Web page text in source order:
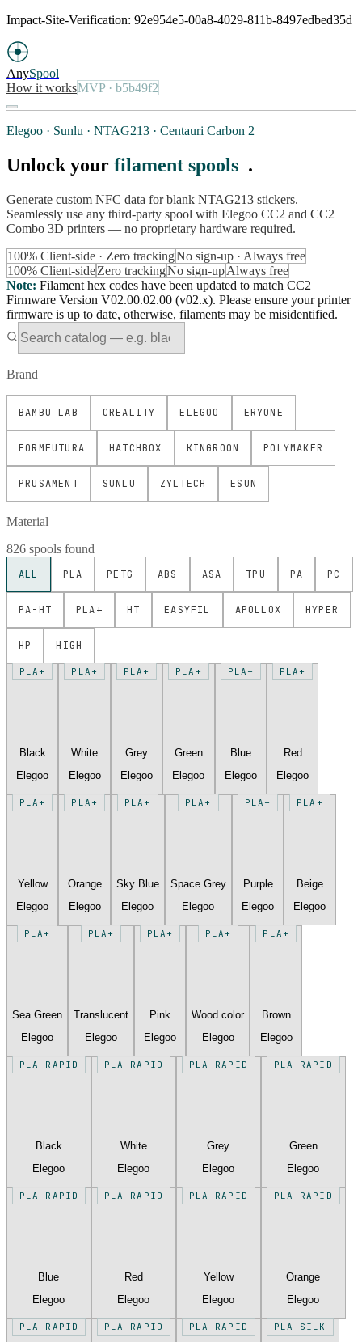
Impact-Site-Verification: 92e954e5-00a8-4029-811b-8497edbed35d
AnySpool
How it worksMVP· b5b49f2
Elegoo · Sunlu · NTAG213 · Centauri Carbon 2
Unlock your filament spools .
Generate custom NFC data for blank NTAG213 stickers.
Seamlessly use any third-party spool with Elegoo CC2 and CC2
Combo 3D printers — no proprietary hardware required.
100% Client-side · Zero trackingNo sign-up · Always free
100% Client-sideZero trackingNo sign-upAlways free
Note: Filament hex codes have been updated to match CC2
Firmware Version V02.00.02.00 (v02.x). Please ensure your printer
firmware is up to date, otherwise, filaments may be misidentified.
Brand
BAMBU LAB CREALITY ELEGOO ERYONE
FORMFUTURA HATCHBOX KINGROON POLYMAKER
PRUSAMENT SUNLU ZYLTECH ESUN
Material
826 spools found
ALL PLA PETG ABS ASA TPU PA PC
PA-HT PLA+ HT EASYFIL APOLLOX HYPER
HP HIGH
PLA+
Black
Elegoo
PLA+
White
Elegoo
PLA+
Grey
Elegoo
PLA+
Green
Elegoo
PLA+
Blue
Elegoo
PLA+
Red
Elegoo
PLA+
Yellow
Elegoo
PLA+
Orange
Elegoo
PLA+
Sky Blue
Elegoo
PLA+
Space Grey
Elegoo
PLA+
Purple
Elegoo
PLA+
Beige
Elegoo
PLA+
Sea Green
Elegoo
PLA+
Translucent
Elegoo
PLA+
Pink
Elegoo
PLA+
Wood color
Elegoo
PLA+
Brown
Elegoo
PLA RAPID
Black
Elegoo
PLA RAPID
White
Elegoo
PLA RAPID
Grey
Elegoo
PLA RAPID
Green
Elegoo
PLA RAPID
Blue
Elegoo
PLA RAPID
Red
Elegoo
PLA RAPID
Yellow
Elegoo
PLA RAPID
Orange
Elegoo
PLA RAPID PLA RAPID PLA RAPID PLA SILK